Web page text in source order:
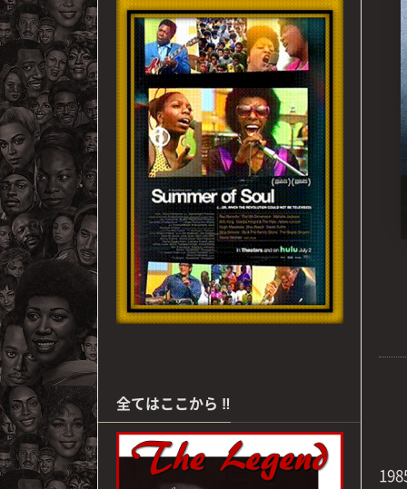
全てはここから ‼